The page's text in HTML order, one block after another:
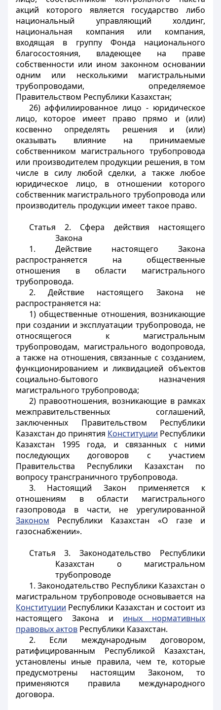
акций которого является государство либо
национальный управляющий холдинг,
национальная компания или компания,
входящая в группу Фонда национального
благосостояния, владеющее на праве
собственности или ином законном основании
одним или несколькими магистральными
трубопроводами, определяемое
Правительством Республики Казахстан;
26) аффилиированное лицо - юридическое
лицо, которое имеет право прямо и (или)
косвенно определять решения и (или)
оказывать влияние на принимаемые
собственником магистрального трубопровода
или производителем продукции решения, в том
числе в силу любой сделки, а также любое
юридическое лицо, в отношении которого
собственник магистрального трубопровода или
производитель продукции имеет такое право.
Статья 2. Сфера действия настоящего
Закона
1. Действие настоящего Закона
распространяется на общественные
отношения в области магистрального
трубопровода.
2. Действие настоящего Закона не
распространяется на:
1) общественные отношения, возникающие
при создании и эксплуатации трубопровода, не
относящегося к магистральным
трубопроводам, магистрального водопровода,
а также на отношения, связанные с созданием,
функционированием и ликвидацией объектов
социально-бытового назначения
магистрального трубопровода;
2) правоотношения, возникающие в рамках
межправительственных соглашений,
заключенных Правительством Республики
Казахстан до принятия Конституции Республики
Казахстан 1995 года, и связанных с ними
последующих договоров с участием
Правительства Республики Казахстан по
вопросу трансграничного трубопровода.
3. Настоящий Закон применяется к
отношениям в области магистрального
газопровода в части, не урегулированной
Законом Республики Казахстан «О газе и
газоснабжении».
Статья 3. Законодательство Республики
Казахстан о магистральном
трубопроводе
1. Законодательство Республики Казахстан о
магистральном трубопроводе основывается на
Конституции Республики Казахстан и состоит из
настоящего Закона и иных нормативных
правовых актов Республики Казахстан.
2. Если международным договором,
ратифицированным Республикой Казахстан,
установлены иные правила, чем те, которые
предусмотрены настоящим Законом, то
применяются правила международного
договора.